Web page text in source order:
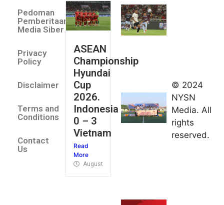
Pedoman
Pemberitaan
Media Siber
Privacy
Policy
Disclaimer
Terms and
Conditions
Contact
Us
ASEAN
Championship
Hyundai
Cup
2026.
Indonesia
0 – 3
Vietnam
Read
More
August 4, 2026
umum
Kejurnas
Panahan
Junior di
Kudus
© 2024
NYSN
Media. All
rights
reserved.